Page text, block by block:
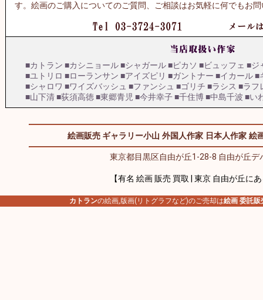
す。絵画のご購入についてのご質問、ご相談はお気軽に何でもお
■カトラン ■カシニョール■シャガール■ピカソ ■ビュッフェ ■ジ
■ユトリロ ■ローランサン ■アイズピリ ■ガントナー ■イカール■
■シャロワ ■ワイズバッシュ ■ファンシュ ■ゴリチ ■ラシス ■ラフ
■山下清■荻須高徳■東郷青児 ■今井幸子■千住博■中島千波 ■い
絵画販売 ギャラリー小山 外国人作家 日本人作家 絵
東京都目黒区自由が丘1-28-8 自由が丘デ
【有名 絵画 販売 買取 | 東京 自由が丘に
カトランの絵画,版画(リトグラフなど)のご売却は絵画 委託販